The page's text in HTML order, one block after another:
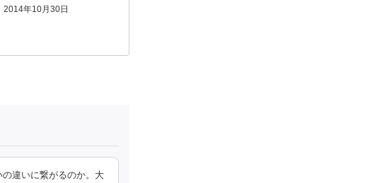
2014年10月30日
違いに繋がるのか。大